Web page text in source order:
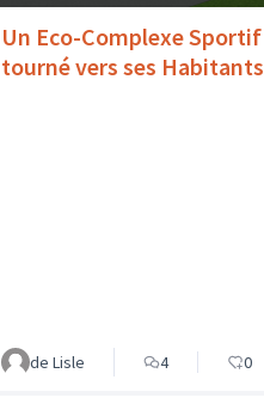
Un Eco-Complexe Sportif
tourné vers ses Habitants
de Lisle 4 0